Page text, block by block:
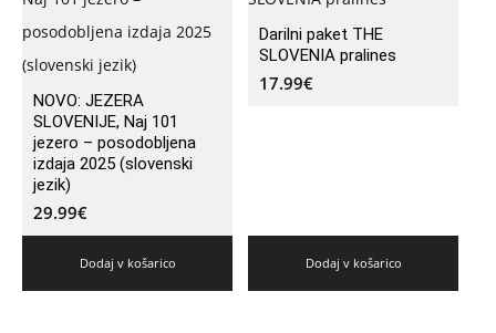
NOVO: JEZERA
SLOVENIJE, Naj 101
jezero – posodobljena
izdaja 2025 (slovenski
jezik)
29.99€
Dodaj v košarico
Darilni paket THE
SLOVENIA pralines
17.99€
Dodaj v košarico